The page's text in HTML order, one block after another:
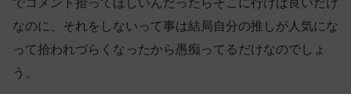
でコメント拾ってほしいんだったらそこに行けば良いだけ
なのに、それをしないって事は結局自分の推しが人気にな
って拾われづらくなったから愚痴ってるだけなのでしょ
う。